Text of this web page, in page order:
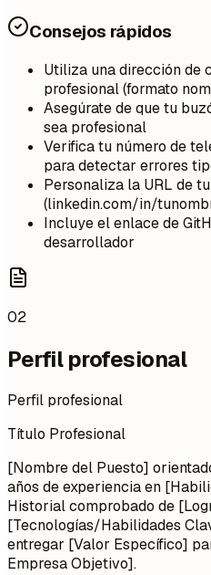
Consejos rápidos
Utiliza una dirección de
profesional (formato
Asegúrate de que tu
sea profesional
Verifica tu número de
para detectar errores
Personaliza la URL de
(linkedin.com/in/
Incluye el enlace de
desarrollador
02
Perfil profesional
Perfil profesional
Título Profesional
[Nombre del Puesto]
años de experiencia en
Historial comprobado de
[Tecnologías/Habilidades
entregar [Valor Específico]
Empresa Objetivo].